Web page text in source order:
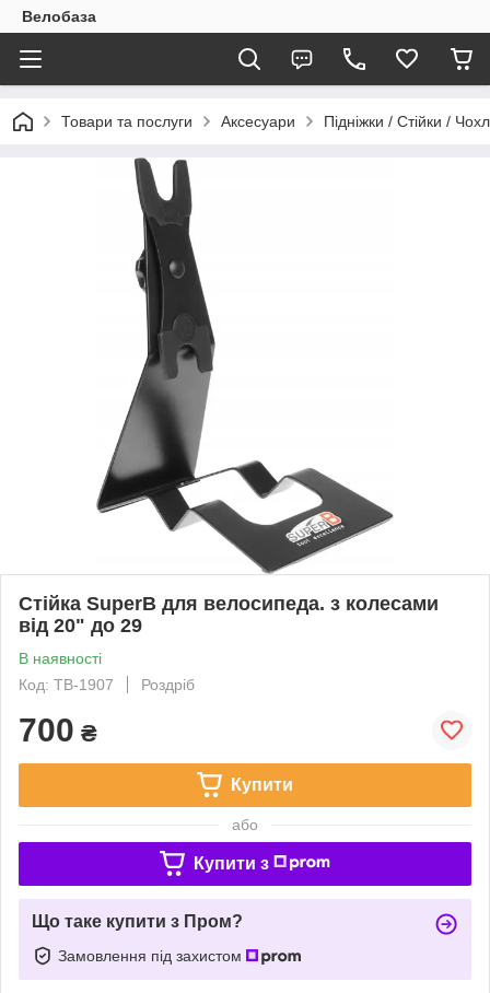
Велобаза
Товари та послуги Аксесуари Підніжки / Стійки /
Стійка SuperB для велосипеда. з колесами
від 20" до 29
В наявності
Код: TB-1907
Роздріб
700 ₴
Купити
або
Купити з
Що таке купити з Пром?
Замовлення під захистом